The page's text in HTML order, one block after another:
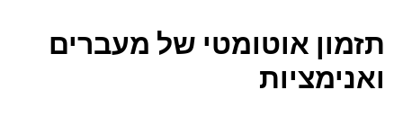
תזמון אוטומטי של מעברים
ואנימציות